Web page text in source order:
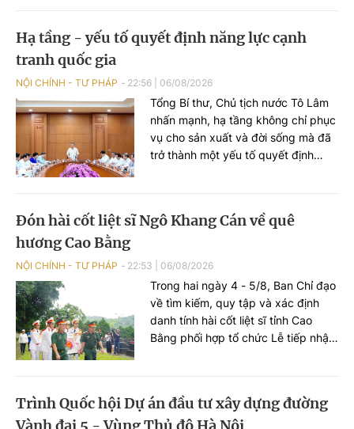
Hạ tầng - yếu tố quyết định năng lực cạnh
tranh quốc gia
NỘI CHÍNH - TƯ PHÁP 22:56 06/08/2026
Tổng Bí thư, Chủ tịch nước Tô Lâm
nhấn mạnh, hạ tầng không chỉ phục
vụ cho sản xuất và đời sống mà đã
trở thành một yếu tố quyết định
để phát triển năng lực sản xuất
Đón hài cốt liệt sĩ Ngô Khang Cán về quê
hương Cao Bằng
NỘI CHÍNH - TƯ PHÁP 22:53 06/08/2026
Trong hai ngày 4 - 5/8, Ban Chỉ đạo
về tìm kiếm, quy tập và xác định
danh tính hài cốt liệt sĩ tỉnh Cao
Bằng phối hợp tổ chức Lễ tiếp nhận
trang liệt sĩ Nguyên Bình, xã
Nguyên Bình, tỉnh Cao Bằng.
Trình Quốc hội Dự án đầu tư xây dựng đường
Vành đai 5 - Vùng Thủ đô Hà Nội